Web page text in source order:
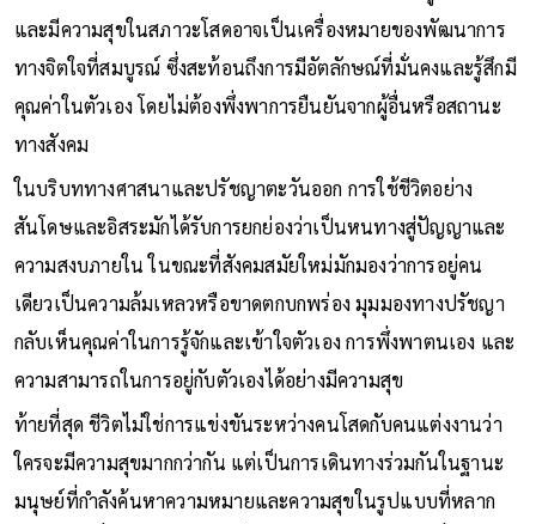
และมีความสุขในสภาวะโสดอาจเป็นเครื่องหมายของพัฒนาการ
ทางจิตใจที่สมบูรณ์ ซึ่งสะท้อนถึงการมีอัตลักษณ์ที่มั่นคงและรู้สึกมี
คุณค่าในตัวเอง โดยไม่ต้องพึ่งพาการยืนยันจากผู้อื่นหรือสถานะ
ทางสังคม
ในบริบททางศาสนาและปรัชญาตะวันออก การใช้ชีวิตอย่าง
สันโดษและอิสระมักได้รับการยกย่องว่าเป็นหนทางสู่ปัญญาและ
ความสงบภายใน ในขณะที่สังคมสมัยใหม่มักมองว่าการอยู่คน
เดียวเป็นความล้มเหลวหรือขาดตกบกพร่อง มุมมองทางปรัชญา
กลับเห็นคุณค่าในการรู้จักและเข้าใจตัวเอง การพึ่งพาตนเอง และ
ความสามารถในการอยู่กับตัวเองได้อย่างมีความสุข
ท้ายที่สุด ชีวิตไม่ใช่การแข่งขันระหว่างคนโสดกับคนแต่งงานว่า
ใครจะมีความสุขมากกว่ากัน แต่เป็นการเดินทางร่วมกันในฐานะ
มนุษย์ที่กำลังค้นหาความหมายและความสุขในรูปแบบที่หลาก